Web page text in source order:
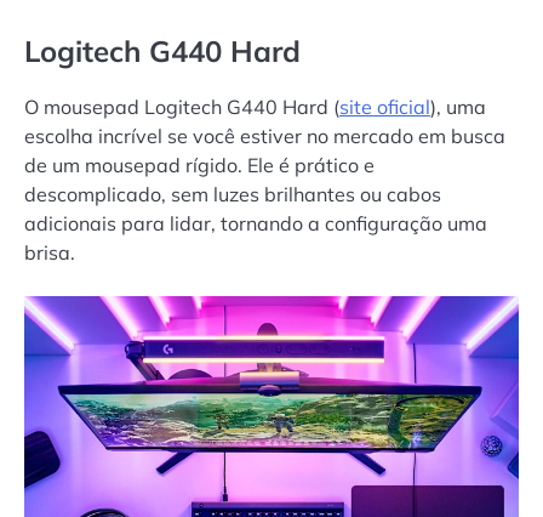
Logitech G440 Hard
O mousepad Logitech G440 Hard (site oficial), uma
escolha incrível se você estiver no mercado em busca
de um mousepad rígido. Ele é prático e
descomplicado, sem luzes brilhantes ou cabos
adicionais para lidar, tornando a configuração uma
brisa.